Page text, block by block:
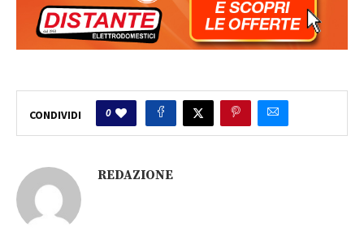
CONDIVIDI 0
REDAZIONE